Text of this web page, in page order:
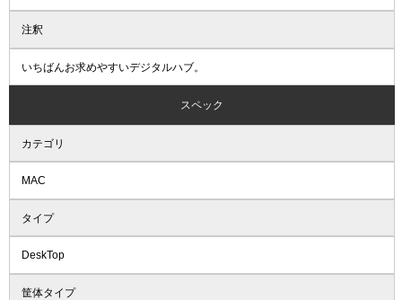
注釈
いちばんお求めやすいデジタルハブ。
スペック
カテゴリ
MAC
タイプ
DeskTop
筐体タイプ